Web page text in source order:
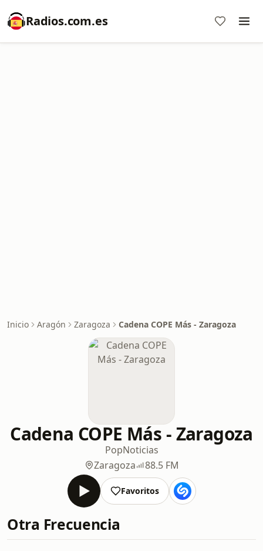
Radios.com.es
Inicio Aragón Zaragoza Cadena COPE Más - Zaragoza
Cadena COPE Más - Zaragoza
PopNoticias
Zaragoza
88.5 FM
Favoritos
Otra Frecuencia